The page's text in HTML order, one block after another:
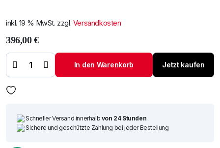
inkl. 19 % MwSt. zzgl. Versandkosten
396,00€
DESIGNRÜCKLEUCHTEN
SET- KLARGLAS/ROT-
RÜCKLEUCHTEN Menge
In den Warenkorb Jetzt kaufen
Schneller Versand innerhalb von 24 Stunden
Sichere und geschützte Zahlung bei jeder Bestellung